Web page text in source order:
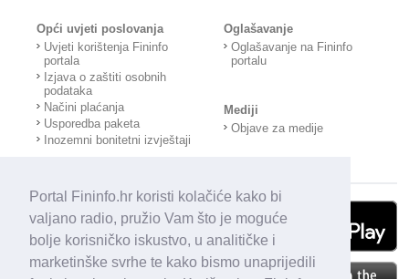
Portal Fininfo.hr koristi kolačiće kako bi
valjano radio, pružio Vam što je moguće
bolje korisničko iskustvo, u analitičke i
marketinške svrhe te kako bismo unaprijedili
Opći uvjeti poslovanja
Uvjeti korištenja Fininfo
portala
Izjava o zaštiti osobnih
podataka
Načini plaćanja
Usporedba paketa
Inozemni bonitetni izvještaji
Oglašavanje
Oglašavanje na Fininfo
portalu
Mediji
Objave za medije